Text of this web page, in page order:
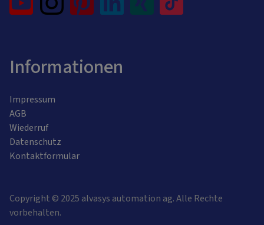
Informationen
Impressum
AGB
Wiederruf
Datenschutz
Kontaktformular
Copyright © 2025 alvasys automation ag. Alle Rechte
vorbehalten.